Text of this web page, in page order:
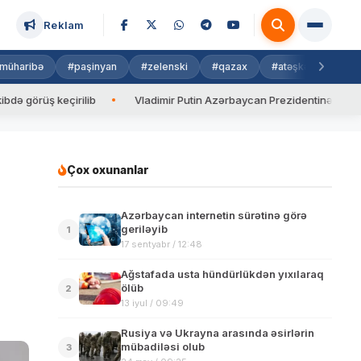
Reklam
#paşinyan #zelenski #qazax #atəşkəs
keçirilib Vladimir Putin Azərbaycan Prezidentinə zəng edib
Çox oxunanlar
1
Azərbaycan internetin sürətinə görə
geriləyib
17 sentyabr / 12:48
2
Ağstafada usta hündürlükdən yıxılaraq
ölüb
13 iyul / 09:49
3
Rusiya və Ukrayna arasında əsirlərin
mübadiləsi olub